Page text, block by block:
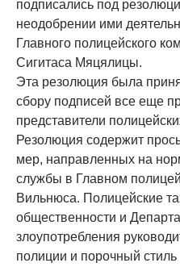
подписались под
неодобрении ими
Главного полицейского
Сигитаса Мяцялицы.
Эта резолюция была
сбору подписей все еще
представители
Резолюция содержит
мер, направленных на
службы в Главном
Вильнюса. Полицейские
общественности и
злоупотребления
полиции и порочный стиль